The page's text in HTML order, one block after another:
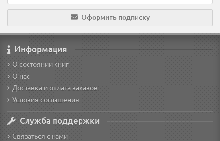
Оформить подписку
Информация
О состоянии книг
О нас
Доставка и оплата заказов
Условия соглашения
Служба поддержки
Связаться с нами